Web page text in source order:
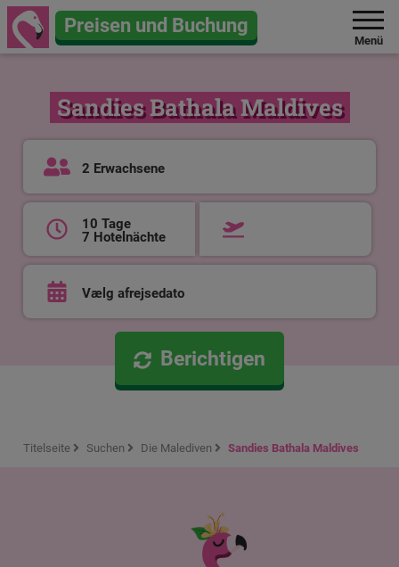
Preisen und Buchung
Menü
Sandies Bathala Maldives
2 Erwachsene
10 Tage
7 Hotelnächte
Vælg afrejsedato
Berichtigen
Titelseite Suchen Die Malediven Sandies Bathala Maldives